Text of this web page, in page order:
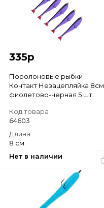
335р
Поролоновые рыбки
Контакт Незацепляйка 8см
фиолетово-черная 5 шт.
Код товара
64603
Длина
8 см.
Нет в наличии